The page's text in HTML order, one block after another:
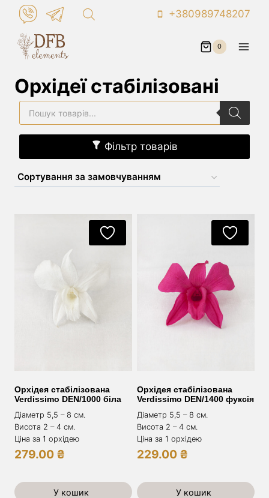
Skip
content
+380989748207
0
Орхідеї стабілізовані
Пошук
товарів
Фільтр товарів
Орхідея стабілізована
Verdissimo DEN/1000 біла
Діаметр 5,5 – 8 cм.
Висота 2 – 4 см.
Ціна за 1 орхідею
279.00 ₴
У кошик
Орхідея стабілізована
Verdissimo DEN/1400 фуксія
Діаметр 5,5 – 8 cм.
Висота 2 – 4 см.
Ціна за 1 орхідею
229.00 ₴
У кошик